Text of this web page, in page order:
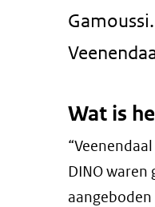
Wat is
DINO waren